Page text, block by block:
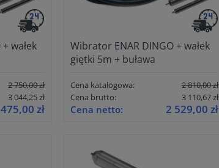
wałek
2 750,00 zł
3 044,25 zł
zł
Wibrator ENAR DINGO + wałek
giętki 5m + buława
Cena katalogowa:
2 810,00 zł
Cena brutto:
3 110,67 zł
Cena netto: 2 529,00 zł